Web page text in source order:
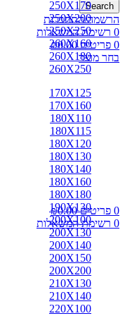
Search
הרשמה/התחברות
0 רשימת המשאלות
0 פריטים ₪0.00
בחר מוצר
0 פריטים ₪0.00
0 רשימת המשאלות
250X170
250X200
250X250
260X160
260X180
260X250
170X125
170X160
180X110
180X115
180X120
180X130
180X140
180X160
180X180
190X130
200X100
200X130
200X140
200X150
200X200
210X130
210X140
220X100